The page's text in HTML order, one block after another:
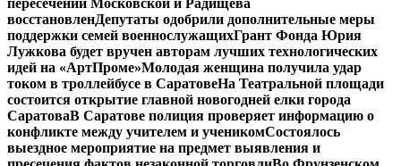
пересечении Московской и Радищева
восстановленДепутаты одобрили дополнительные меры
поддержки семей военнослужащихГрант Фонда Юрия
Лужкова будет вручен авторам лучших технологических
идей на «АртПроме»Молодая женщина получила удар
током в троллейбусе в СаратовеНа Театральной площади
состоится открытие главной новогодней елки города
СаратоваВ Саратове полиция проверяет информацию о
конфликте между учителем и ученикомСостоялось
выездное мероприятие на предмет выявления и